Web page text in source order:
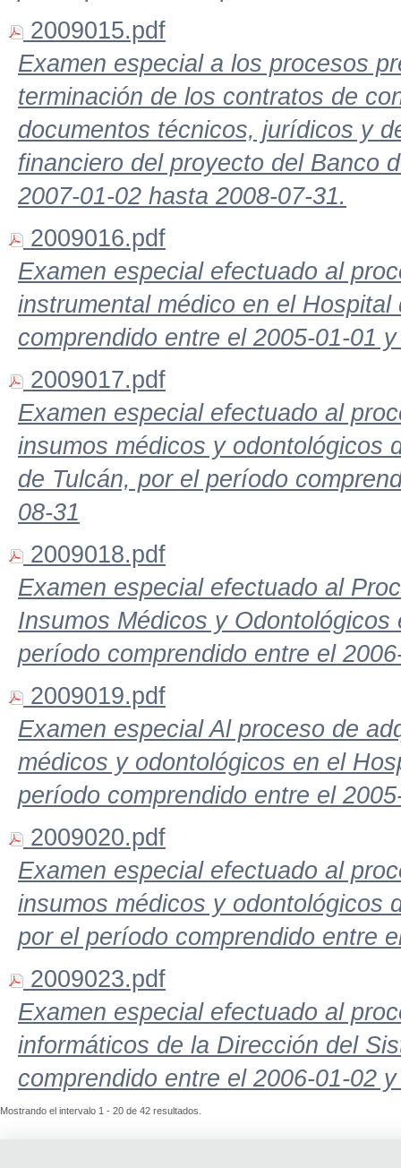
2009015.pdf
Examen especial a los procesos
terminación de los contratos de
documentos técnicos, jurídicos y
financiero del proyecto del Banco
2007-01-02 hasta 2008-07-31.
2009016.pdf
Examen especial efectuado al
instrumental médico en el
comprendido entre el 2005-01-01
2009017.pdf
Examen especial efectuado al
insumos médicos y odontológicos
de Tulcán, por el período
08-31
2009018.pdf
Examen especial efectuado al
Insumos Médicos y
período comprendido entre el
2009019.pdf
Examen especial Al proceso de
médicos y odontológicos en el
período comprendido entre el
2009020.pdf
Examen especial efectuado al
insumos médicos y odontológicos
por el período comprendido entre
2009023.pdf
Examen especial efectuado al
informáticos de la Dirección del
comprendido entre el 2006-01-02
Mostrando el intervalo 1 - 20 de 42 resultados.